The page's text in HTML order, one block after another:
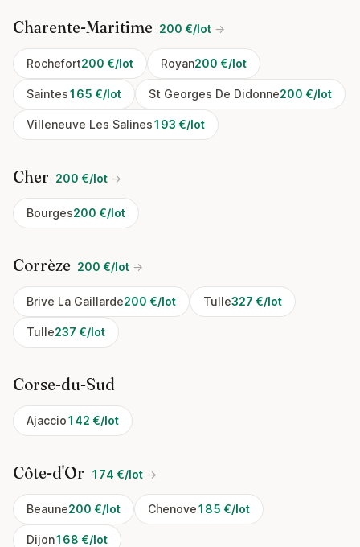
Charente-Maritime 200 €/lot →
Rochefort200 €/lot Royan200 €/lot
Saintes165 €/lot St Georges De Didonne200 €/lot
Villeneuve Les Salines193 €/lot
Cher 200 €/lot →
Bourges200 €/lot
Corrèze 200 €/lot →
Brive La Gaillarde200 €/lot Tulle327 €/lot
Tulle237 €/lot
Corse-du-Sud
Ajaccio142 €/lot
Côte-d'Or 174 €/lot →
Beaune200 €/lot Chenove185 €/lot
Dijon168 €/lot